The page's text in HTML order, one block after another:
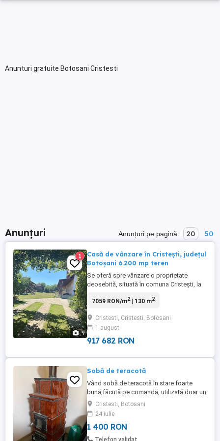
Anunturi gratuite Botosani Cristesti
Anunțuri Anunțuri pe pagină: 20 50
9
1
Casă de vânzare în Cristești, județul
Botoșani 6.200 mp teren
Se oferă spre vânzare o proprietate
deosebită, situată în comuna Cristești, la
Botoșani, cu acces direct din șosea
Proprietatea dispune de un teren generos
de 6.200 mp, pe care se află o casă cu
suprafața de 130 mp, bine întreținută, ...
7059 RON/m2| 130 m2
Cristesti, Cristesti, Botosani
1 august
917 682 RON
Sobă de teracotă
Vând sobă de teracotă în stare foarte
bună,făcută pe comandă, utilizată doar un
singur sezon de iarnă. Funcționează
impecabil, încălzește foarte bine și
păstrează căldura pentru mult timp. Este
realizată din teracotă de calitate, cu un
design clasic și elegant, potrivită atât
Cristesti, Botosani
24 iulie
1 400 RON
Telefon validat